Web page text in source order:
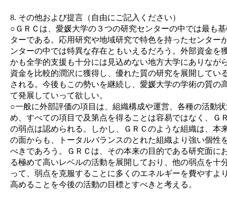
8. その他および提言（自由にご記入ください）
○ＧＲＣは、愛媛大学の３つの研究センターの中では最も
ターである。応用研究や地域研究で特色を持ったセンター
ンターの中では特異な存在ともいえるだろう。外部資金を
かも全学的支援も十分には見込めない地方大学にありなが
資金を比較的潤沢に獲得し、優れた質の研究を展開してい
される。今後もこの勢いを継続し、愛媛大学の学術の質の
て発展していって欲しい。
○一般に外部評価の項目は、組織構成や運営、各種の活動
め、すべての項目で及第点を得ることは容易ではなく、Ｇ
の弱点は認められる。しかし、ＧＲＣのような組織は、本
の面からも、トータルバランスのとれた組織より強い個性
べきであろう。ＧＲＣは、その本来の目的である研究面に
る極めて高いレベルの活動を展開しており、他の弱点を十
って、弱点を克服することに多くのエネルギーを費やすよ
高めることを今後の活動の目標とすべきと考える。